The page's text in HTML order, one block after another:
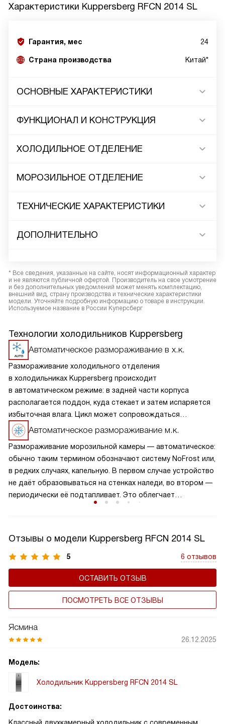
Характеристики Kuppersberg RFCN 2014 SL
Гарантия, мес 24
Страна производства Китай*
ОСНОВНЫЕ ХАРАКТЕРИСТИКИ
ФУНКЦИОНАЛ И КОНСТРУКЦИЯ
ХОЛОДИЛЬНОЕ ОТДЕЛЕНИЕ
МОРОЗИЛЬНОЕ ОТДЕЛЕНИЕ
ТЕХНИЧЕСКИЕ ХАРАКТЕРИСТИКИ
ДОПОЛНИТЕЛЬНО
* Все сведения, указанные на сайте, носят информационный характер
и не являются публичной офертой. Производитель на свое усмотрение
и без дополнительных уведомлений может менять комплектацию,
внешний вид, страну производства и технические характеристики
модели. Уточняйте подробную информацию о товаре в инструкции.
Используемое название в России Куперсберг
Технологии холодильников Kuppersberg
Автоматическое размораживание в х.к.
Размораживание холодильного отделения
в холодильниках Kuppersberg происходит
в автоматическом режиме: в задней части корпуса
располагается поддон, куда стекает и затем испаряется
избыточная влага. Цикл может сопровождаться
небольшим шумом. Процесс не требует участия человека,
более того, применение дополнительных средств
категорически не рекомендуется.
Автоматическое размораживание м.к.
Размораживание морозильной камеры — автоматическое:
обычно таким термином обозначают систему NoFrost или,
в редких случаях, капельную. В первом случае устройство
не даёт образовываться на стенках наледи, во втором —
периодически её подтапливает. Это облегчает
Отзывы о модели Kuppersberg RFCN 2014 SL
5 6 отзывов
ОСТАВИТЬ ОТЗЫВ
ПОСМОТРЕТЬ ВСЕ ОТЗЫВЫ
Ясмина
26.12.2025
Модель:
Холодильник Kuppersberg RFCN 2014 SL
Достоинства: